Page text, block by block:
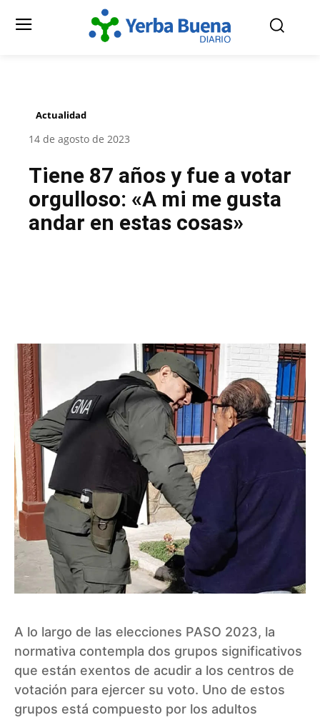
Actualidad
14 de agosto de 2023
Tiene 87 años y fue a votar
orgulloso: «A mi me gusta
andar en estas cosas»
A lo largo de las elecciones PASO 2023, la
normativa contempla dos grupos significativos
que están exentos de acudir a los centros de
votación para ejercer su voto. Uno de estos
grupos está compuesto por los adultos